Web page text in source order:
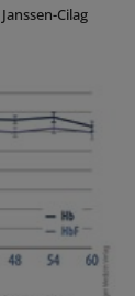
Janssen-Cilag